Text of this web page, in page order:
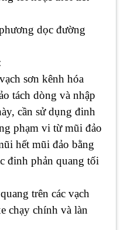
dọc đường
sơn kênh hóa
tách dòng và nhập
cần sử dụng đinh
phạm vi từ mũi đảo
hết mũi đảo bằng
đinh phản quang tối
trên các vạch
chạy chính và làn